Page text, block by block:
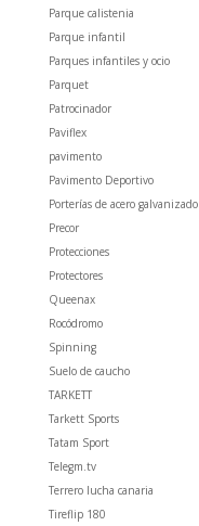
Parque calistenia
Parque infantil
Parques infantiles y ocio
Parquet
Patrocinador
Paviflex
pavimento
Pavimento Deportivo
Porterías de acero galvanizado
Precor
Protecciones
Protectores
Queenax
Rocódromo
Spinning
Suelo de caucho
TARKETT
Tarkett Sports
Tatam Sport
Telegm.tv
Terrero lucha canaria
Tireflip 180